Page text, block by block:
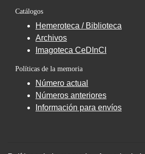
Catálogos
Hemeroteca / Biblioteca
Archivos
Imagoteca CeDInCI
Políticas de la memoria
Número actual
Números anteriores
Información para envíos